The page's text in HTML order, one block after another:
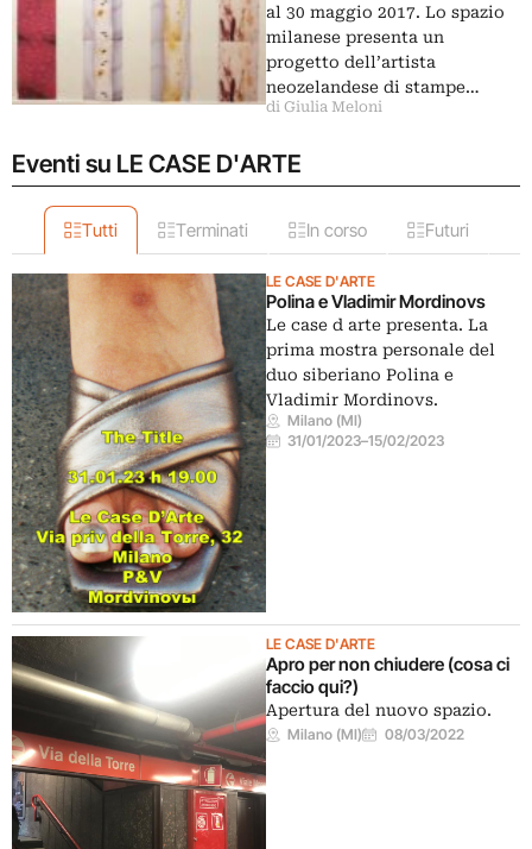
al 30 maggio 2017. Lo spazio
milanese presenta un
progetto dell’artista
neozelandese di stampe…
di Giulia Meloni
Eventi su LE CASE D'ARTE
Tutti Terminati In corso Futuri
LE CASE D'ARTE
Polina e Vladimir Mordinovs
Le case d arte presenta. La
prima mostra personale del
duo siberiano Polina e
Vladimir Mordinovs.
Milano (MI)
31/01/2023–15/02/2023
LE CASE D'ARTE
Apro per non chiudere (cosa ci
faccio qui?)
Apertura del nuovo spazio.
Milano (MI) 08/03/2022